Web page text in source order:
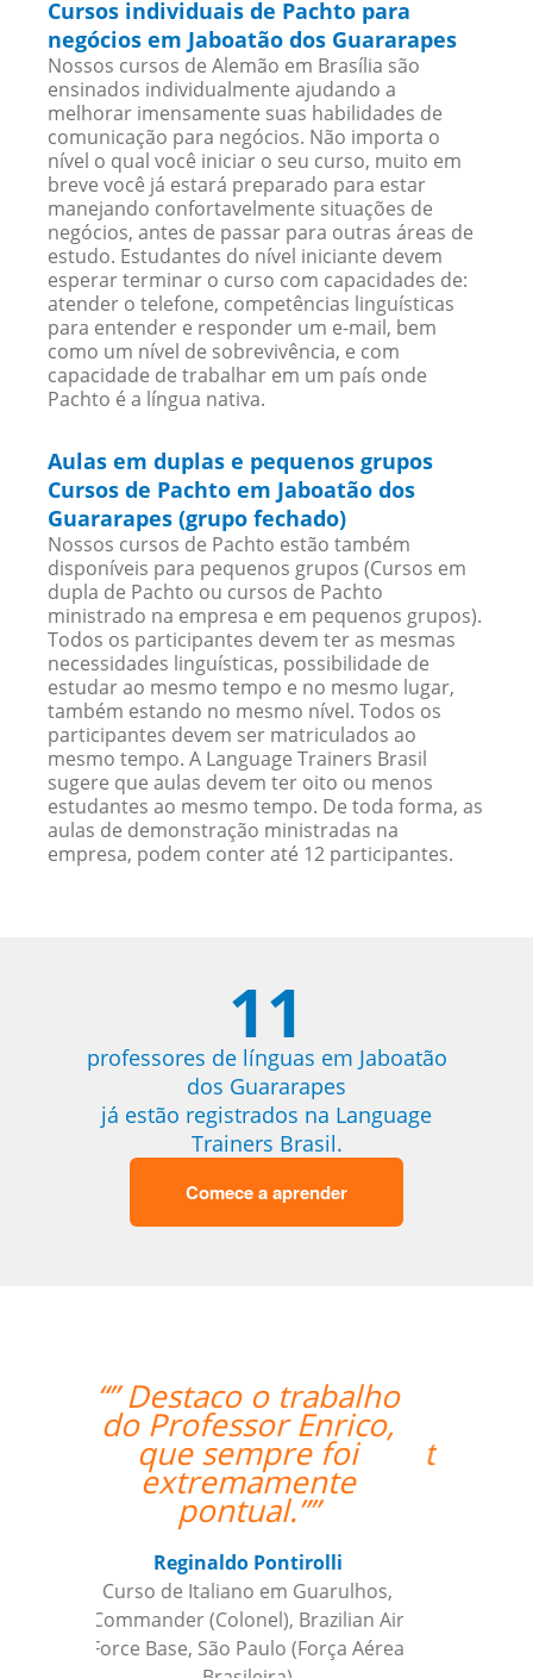
Cursos individuais de Pachto para
negócios em Jaboatão dos Guararapes
Nossos cursos de Alemão em Brasília são
ensinados individualmente ajudando a
melhorar imensamente suas habilidades de
comunicação para negócios. Não importa o
nível o qual você iniciar o seu curso, muito em
breve você já estará preparado para estar
manejando confortavelmente situações de
negócios, antes de passar para outras áreas de
estudo. Estudantes do nível iniciante devem
esperar terminar o curso com capacidades de:
atender o telefone, competências linguísticas
para entender e responder um e-mail, bem
como um nível de sobrevivência, e com
capacidade de trabalhar em um país onde
Pachto é a língua nativa.
Aulas em duplas e pequenos grupos
Cursos de Pachto em Jaboatão dos
Guararapes (grupo fechado)
Nossos cursos de Pachto estão também
disponíveis para pequenos grupos (Cursos em
dupla de Pachto ou cursos de Pachto
ministrado na empresa e em pequenos grupos).
Todos os participantes devem ter as mesmas
necessidades linguísticas, possibilidade de
estudar ao mesmo tempo e no mesmo lugar,
também estando no mesmo nível. Todos os
participantes devem ser matriculados ao
mesmo tempo. A Language Trainers Brasil
sugere que aulas devem ter oito ou menos
estudantes ao mesmo tempo. De toda forma, as
aulas de demonstração ministradas na
empresa, podem conter até 12 participantes.
11
professores de línguas em Jaboatão
dos Guararapes
já estão registrados na Language
Trainers Brasil.
Comece a aprender
“”My wife likes the
lessons and the
teacher's punctuality.””
Seok Kwon
Curso de em Goiânia, CJ Selecta